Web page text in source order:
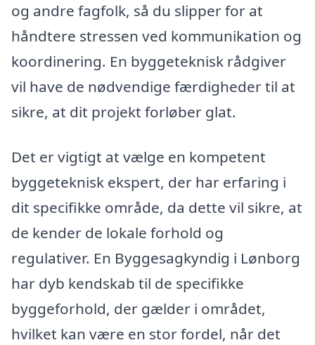
og andre fagfolk, så du slipper for at
håndtere stressen ved kommunikation og
koordinering. En byggeteknisk rådgiver
vil have de nødvendige færdigheder til at
sikre, at dit projekt forløber glat.
Det er vigtigt at vælge en kompetent
byggeteknisk ekspert, der har erfaring i
dit specifikke område, da dette vil sikre, at
de kender de lokale forhold og
regulativer. En Byggesagkyndig i Lønborg
har dyb kendskab til de specifikke
byggeforhold, der gælder i området,
hvilket kan være en stor fordel, når det